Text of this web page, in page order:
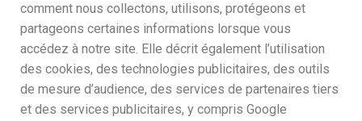
comment nous collectons, utilisons, protégeons et
partageons certaines informations lorsque vous
accédez à notre site. Elle décrit également l’utilisation
des cookies, des technologies publicitaires, des outils
de mesure d’audience, des services de partenaires tiers
et des services publicitaires, y compris Google